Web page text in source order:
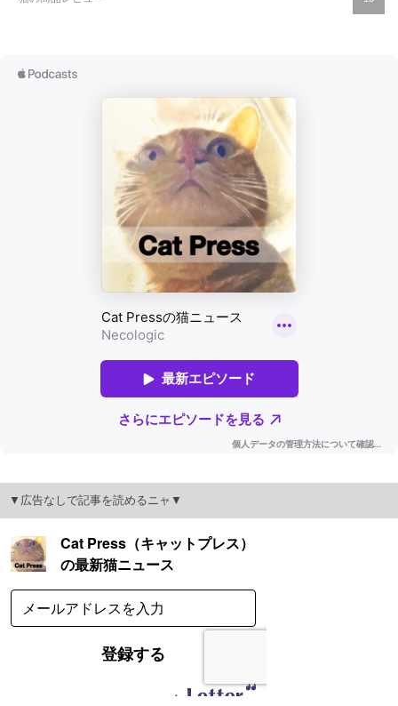
▼広告なしで記事を読めるニャ▼